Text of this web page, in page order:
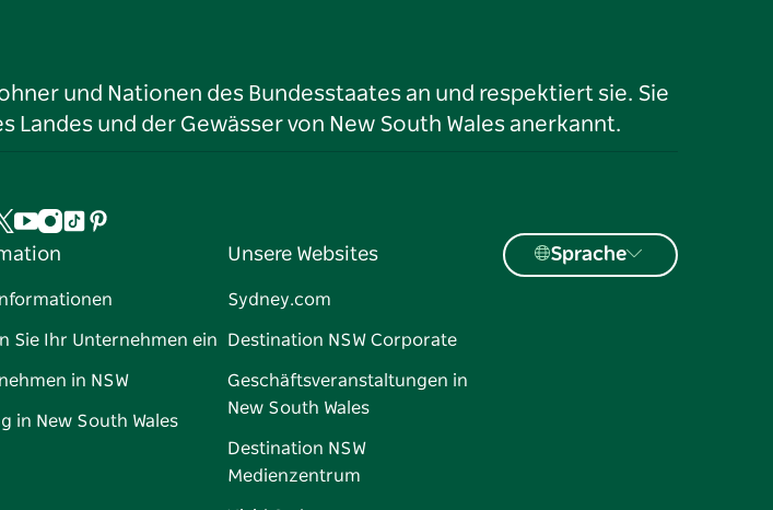
und Nationen des Bundesstaates an und respektiert sie. Sie
und der Gewässer von New South Wales anerkannt.
Twitter
YouTube
Instagram
TikTokPinterest
Sie Ihr Unternehmen ein
in NSW
in New South Wales
Unsere Websites
Sydney.com
Destination NSW Corporate
Geschäftsveranstaltungen in
New South Wales
Destination NSW
Medienzentrum
Sprache